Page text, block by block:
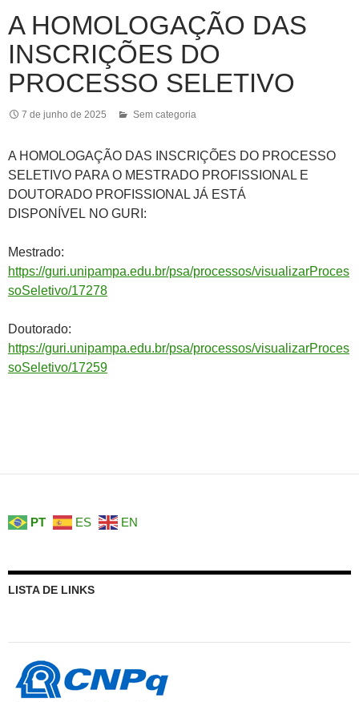
A HOMOLOGAÇÃO DAS
INSCRIÇÕES DO
PROCESSO SELETIVO
7 de junho de 2025 Sem categoria
A HOMOLOGAÇÃO DAS INSCRIÇÕES DO PROCESSO
SELETIVO PARA O MESTRADO PROFISSIONAL E
DOUTORADO PROFISSIONAL JÁ ESTÁ
DISPONÍVEL NO GURI:
Mestrado:
https://guri.unipampa.edu.br/psa/processos/visualizarProces
soSeletivo/17278
Doutorado:
https://guri.unipampa.edu.br/psa/processos/visualizarProces
soSeletivo/17259
PT ES EN
LISTA DE LINKS